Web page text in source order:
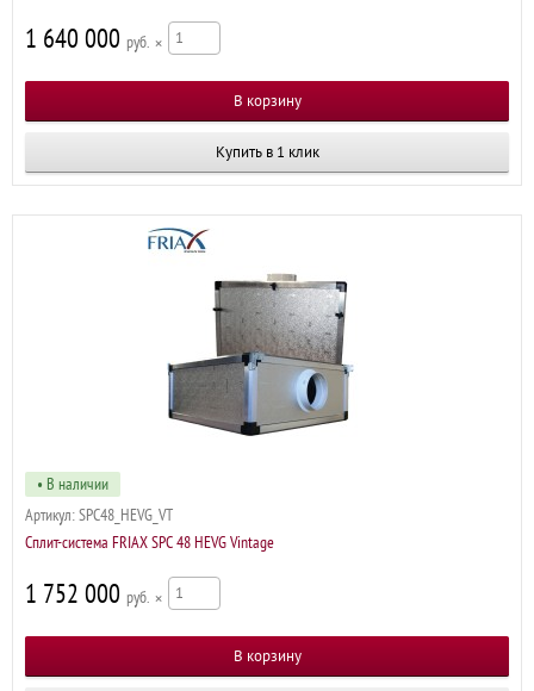
1 640 000 р ×
Купить в 1 клик
• В наличии
Артикул: SPC48_HEVG_VT
Сплит-система FRIAX SPC 48 HEVG Vintage
1 752 000 р ×